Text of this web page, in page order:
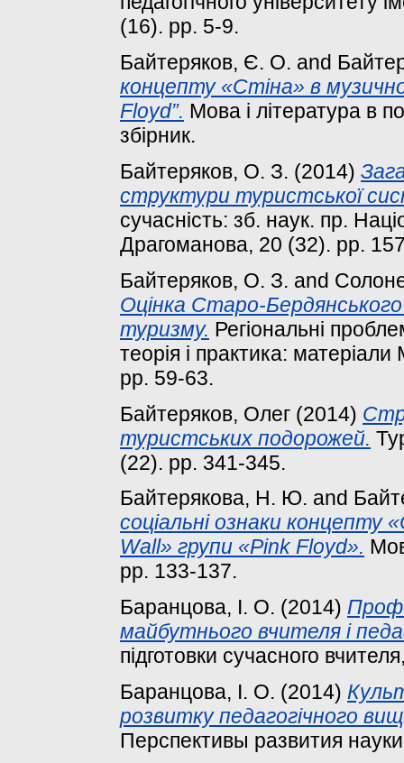
(16). pp. 5-9.
Байтеряков, Є. О. and
концепту «Стіна» в
Floyd”. Мова і література в
збірник.
Байтеряков, О. З. (2014)
структури туристської
сучасність: зб. наук. пр.
Драгоманова, 20 (32). pp.
Байтеряков, О. З. and
Оцінка Старо-
туризму. Регіональні
теорія і практика:
pp. 59-63.
Байтеряков, Олег (2014)
туристських подорожей.
(22). pp. 341-345.
Байтерякова, Н. Ю. and
соціальні ознаки концепту
Wall» групи «Pink Floyd».
pp. 133-137.
Баранцова, І. О. (2014)
майбутнього вчителя і
підготовки сучасного
Баранцова, І. О. (2014)
розвитку педагогічного
Перспективы развития